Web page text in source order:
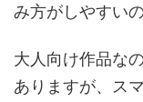
み方がしやすい
大人向け作品な
ありますが、ス